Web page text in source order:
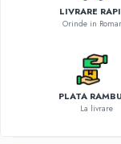
LIVRARE
Orinde in
PLATA
La livrare